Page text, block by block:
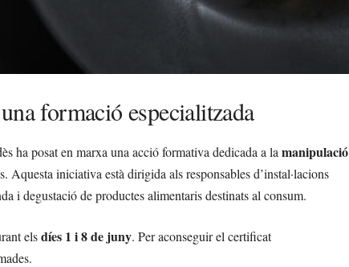
formació especialitzada
ha posat en marxa una acció formativa dedicada a la manipulació
Aquesta iniciativa està dirigida als responsables d’instal·lacions
i degustació de productes alimentaris destinats al consum.
elsdíes 1 i 8 de juny. Per aconseguir el certificat